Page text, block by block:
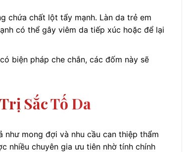
chứa chất lột tẩy mạnh. Làn da trẻ em
có thể gây viêm da tiếp xúc hoặc để lại
biện pháp che chắn, các đốm này sẽ
Sắc Tố Da
mong đợi và nhu cầu can thiệp thẩm
nhiều chuyên gia ưu tiên nhờ tính chính